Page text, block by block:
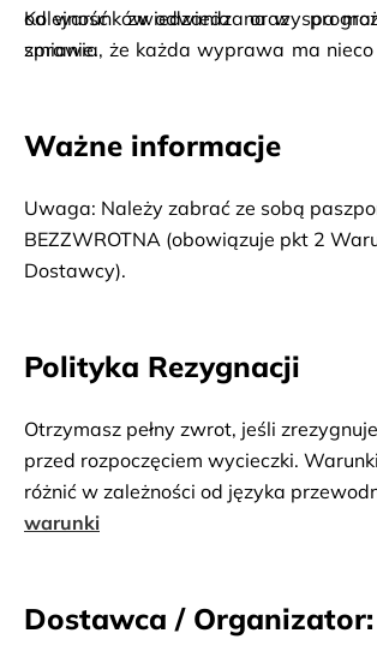
od warunków odwiedzana wyspa
sprawia, że każda wyprawa ma
odpoczynek i zabawę w
Kolejność zwiedzania oraz
zmianie.
Ważne informacje
Uwaga: Należy zabrać ze sobą
BEZZWROTNA (obowiązuje pkt 2
Dostawcy).
Polityka Rezygnacji
Otrzymasz pełny zwrot, jeśli
przed rozpoczęciem wycieczki.
różnić w zależności od języka
warunki
Dostawca / Organizator: